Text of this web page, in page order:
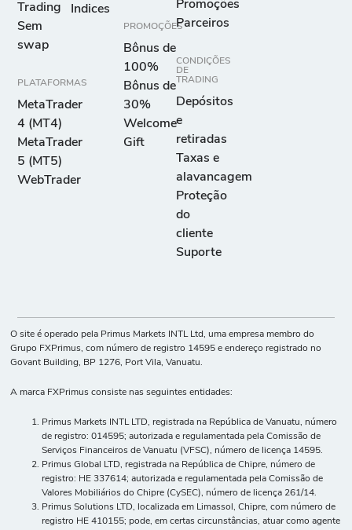
Trading
Sem
swap
PLATAFORMAS
MetaTrader
4 (MT4)
MetaTrader
5 (MT5)
WebTrader
Indices
PROMOÇÕES
Bônus de
100%
Bônus de
30%
Welcome
Gift
Promoções
Parceiros
CONDIÇÕES
DE
TRADING
Depósitos
e
retiradas
Taxas e
alavancagem
Proteção
do
cliente
Suporte
O site é operado pela Primus Markets INTL Ltd, uma empresa membro do
Grupo FXPrimus, com número de registro 14595 e endereço registrado no
Govant Building, BP 1276, Port Vila, Vanuatu.
A marca FXPrimus consiste nas seguintes entidades:
Primus Markets INTL LTD, registrada na República de Vanuatu, número
de registro: 014595; autorizada e regulamentada pela Comissão de
Serviços Financeiros de Vanuatu (VFSC), número de licença 14595.
Primus Global LTD, registrada na República de Chipre, número de
registro: HE 337614; autorizada e regulamentada pela Comissão de
Valores Mobiliários do Chipre (CySEC), número de licença 261/14.
Primus Solutions LTD, localizada em Limassol, Chipre, com número de
registro HE 410155; pode, em certas circunstâncias, atuar como agente